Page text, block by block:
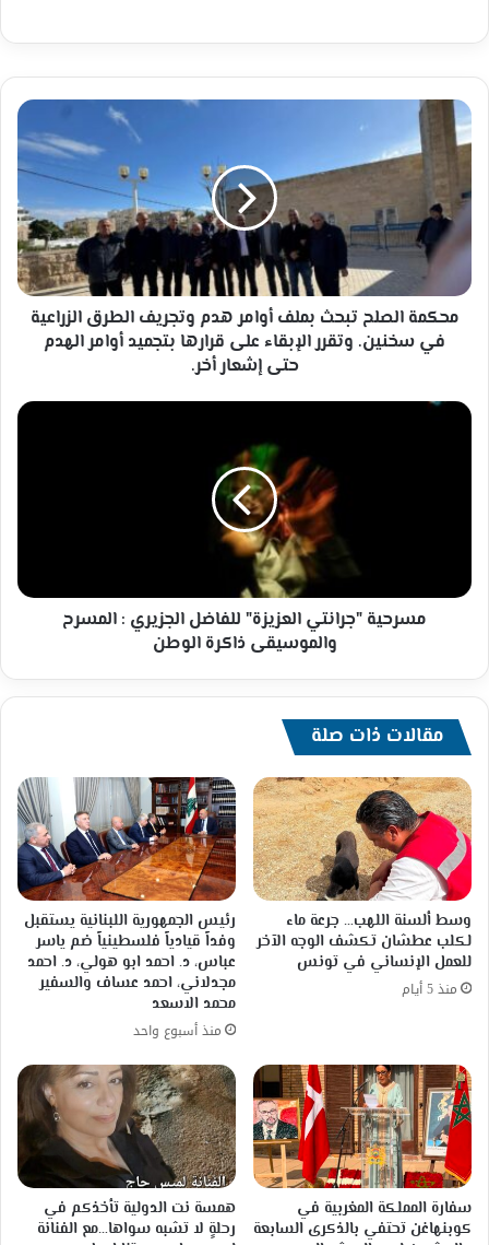
محكمة
الصلح
تبحث
بملف
أوامر
هدم
وتجريف
الطرق
الزراعية
في
سخنين.
على
محكمة الصلح تبحث بملف أوامر هدم وتجريف الطرق الزراعية
في سخنين. وتقرر الإبقاء على قرارها بتجميد أوامر الهدم
حتى إشعار أخر.
مسرحية
ذاكرة
مسرحية "جرانتي العزيزة" للفاضل الجزيري : المسرح
والموسيقى ذاكرة الوطن
مقالات ذات صلة
وسط ألسنة اللهب… جرعة ماء
لكلب عطشان تكشف الوجه الآخر
للعمل الإنساني في تونس
منذ 5 أيام
رئيس الجمهورية اللبنانية يستقبل
وفداً قيادياً فلسطينياً ضم ياسر
عباس، د. احمد ابو هولي، د. احمد
مجدلاني، احمد عساف والسفير
محمد الاسعد
منذ أسبوع واحد
سفارة المملكة المغربية في
كوبنهاغن تحتفي بالذكرى السابعة
همسة نت الدولية تأخذكم في
رحلةٍ لا تشبه سواها…مع الفنانة